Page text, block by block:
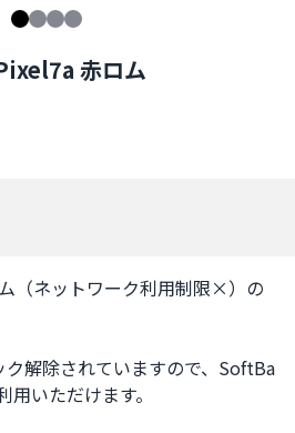
赤ロム
（ネットワーク利用制限×）の
解除されていますので、SoftBa
いただけます。